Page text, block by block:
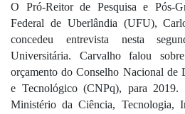
O Pró-Reitor de Pesquisa e Pós-
Federal de Uberlândia (UFU),
concedeu entrevista nesta
Universitária. Carvalho falou
orçamento do Conselho Nacional de
e Tecnológico (CNPq), para
Ministério da Ciência, Tecnologia,